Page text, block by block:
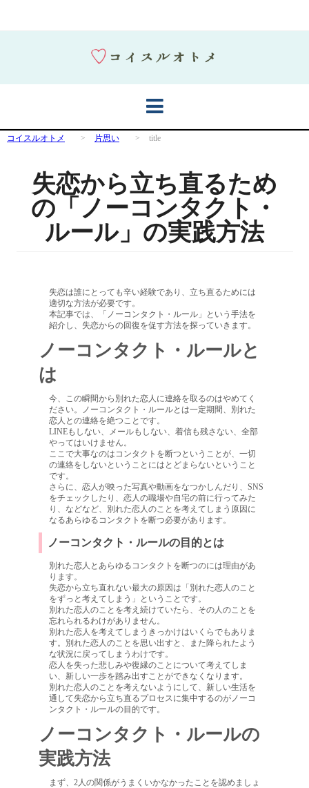
コイスルオトメ > 片思い > title
失恋から立ち直るため
の「ノーコンタクト・
ルール」の実践方法
失恋は誰にとっても辛い経験であり、立ち直るためには
適切な方法が必要です。
本記事では、「ノーコンタクト・ルール」という手法を
紹介し、失恋からの回復を促す方法を探っていきます。
ノーコンタクト・ルールと
は
今、この瞬間から別れた恋人に連絡を取るのはやめてく
ださい。ノーコンタクト・ルールとは一定期間、別れた
恋人との連絡を絶つことです。
LINEもしない、メールもしない、着信も残さない、全部
やってはいけません。
ここで大事なのはコンタクトを断つということが、一切
の連絡をしないということにはとどまらないということ
です。
さらに、恋人が映った写真や動画をなつかしんだり、SNS
をチェックしたり、恋人の職場や自宅の前に行ってみた
り、などなど、別れた恋人のことを考えてしまう原因に
なるあらゆるコンタクトを断つ必要があります。
ノーコンタクト・ルールの目的とは
別れた恋人とあらゆるコンタクトを断つのには理由があ
ります。
失恋から立ち直れない最大の原因は「別れた恋人のこと
をずっと考えてしまう」ということです。
別れた恋人のことを考え続けていたら、その人のことを
忘れられるわけがありません。
別れた恋人を考えてしまうきっかけはいくらでもありま
す。別れた恋人のことを思い出すと、また降られたよう
な状況に戻ってしまうわけです。
恋人を失った悲しみや復縁のことについて考えてしま
い、新しい一歩を踏み出すことができなくなります。
別れた恋人のことを考えないようにして、新しい生活を
通して失恋から立ち直るプロセスに集中するのがノーコ
ンタクト・ルールの目的です。
ノーコンタクト・ルールの
実践方法
まず、2人の関係がうまくいかなかったことを認めましょ